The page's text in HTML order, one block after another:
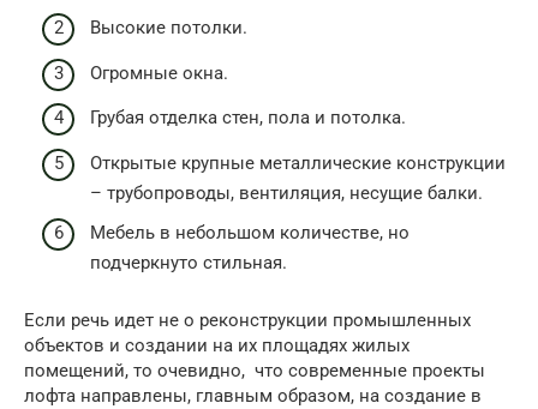
Высокие потолки.
Огромные окна.
Грубая отделка стен, пола и потолка.
Открытые крупные металлические конструкции
– трубопроводы, вентиляция, несущие балки.
Мебель в небольшом количестве, но
подчеркнуто стильная.
Если речь идет не о реконструкции промышленных
объектов и создании на их площадях жилых
помещений, то очевидно, что современные проекты
лофта направлены, главным образом, на создание в